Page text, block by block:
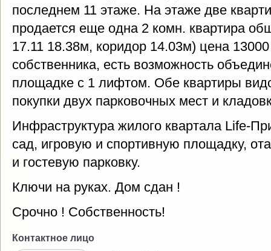
последнем 11 этаже. На этаже две
продается еще одна 2 комн. квартира
17.11 18.38м, коридор 14.03м) цена
собственника, есть возможность
площадке с 1 лифтом. Обе квартиры
покупки двух парковочных мест и
Инфраструктура жилого квартала Life-
сад, игровую и спортивную площадку,
и гостевую парковку.
Ключи на руках. Дом сдан !
Срочно ! Собственность!
Контактное лицо